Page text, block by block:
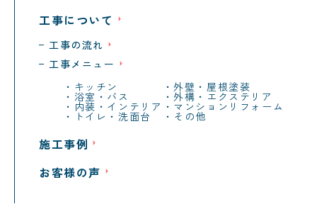
工事について
工事の流れ
工事メニュー
キッチン
外壁・屋根塗装
浴室・バス 外構・エクステリア
内装・インテリア マンションリフォーム
トイレ・洗面台 その他
施工事例
お客様の声